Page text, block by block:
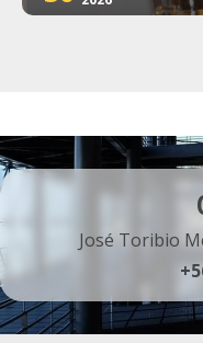
José Toribio